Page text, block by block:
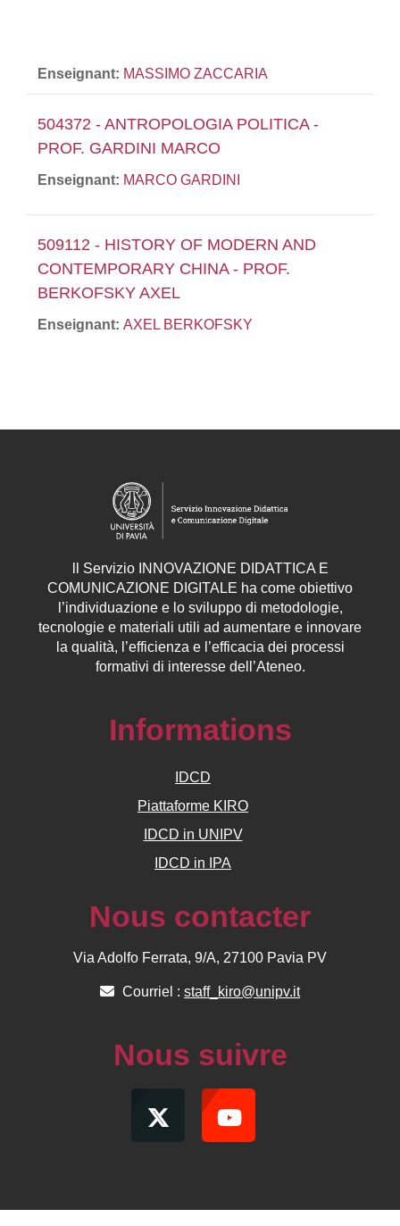
Enseignant: MASSIMO ZACCARIA
504372 - ANTROPOLOGIA POLITICA -
PROF. GARDINI MARCO
Enseignant: MARCO GARDINI
509112 - HISTORY OF MODERN AND
CONTEMPORARY CHINA - PROF.
BERKOFSKY AXEL
Enseignant: AXEL BERKOFSKY
Servizio INNOVAZIONE DIDATTICA E
COMUNICAZIONE DIGITALE ha come obiettivo
l’individuazione e lo sviluppo di metodologie,
tecnologie e materiali utili ad aumentare e innovare
la qualità, l’efficienza e l’efficacia dei processi
formativi di interesse dell’Ateneo.
Informations
IDCD
Piattaforme KIRO
IDCD in UNIPV
IDCD in IPA
Nous contacter
Via Adolfo Ferrata, 9/A, 27100 Pavia PV
Courriel : staff_kiro@unipv.it
Nous suivre